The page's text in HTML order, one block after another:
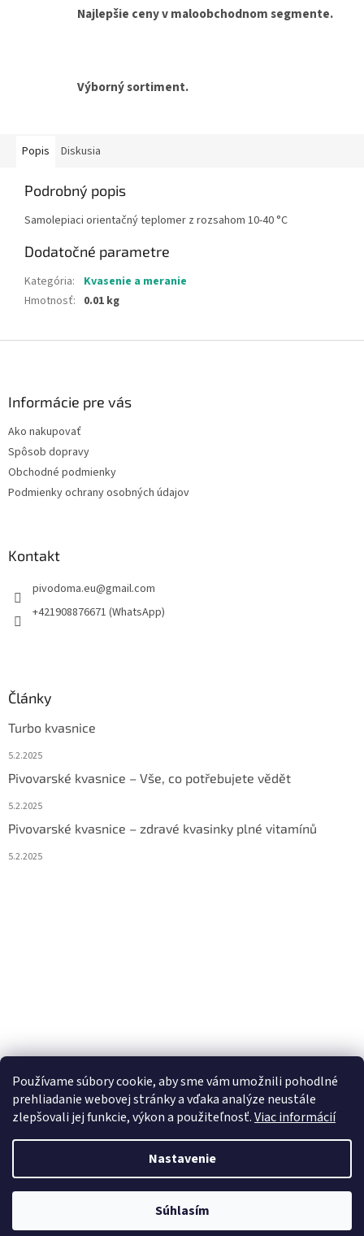
Používame súbory cookie, aby sme vám umožnili pohodlné
prehliadanie webovej stránky a vďaka analýze neustále
zlepšovali jej funkcie, výkon a použiteľnosť.Viac informácií
Nastavenie
Súhlasím
Najlepšie ceny v maloobchodnom segmente.
Výborný sortiment.
Popis Diskusia
Podrobný popis
Samolepiaci orientačný teplomer z rozsahom 10-40 °C
Dodatočné parametre
Kategória:
Kvasenie a meranie
Hmotnosť: 0.01 kg
Informácie pre vás
Ako nakupovať
Spôsob dopravy
Obchodné podmienky
Podmienky ochrany osobných údajov
Kontakt
pivodoma.eu@gmail.com
+421908876671 (WhatsApp)
Články
Turbo kvasnice
5.2.2025
Pivovarské kvasnice – Vše, co potřebujete vědět
5.2.2025
Pivovarské kvasnice – zdravé kvasinky plné vitamínů
5.2.2025
Copyright 2026Internetový obchod pivodoma.eu. Všetky práva
vyhradené.